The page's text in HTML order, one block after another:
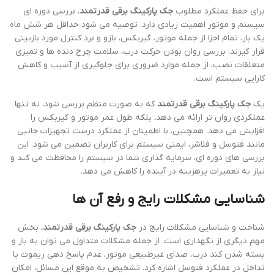
برای حفظ عملکرد مطلوب جک پارکینگ برقی قدرتمند، بررسی دوره ای
سیستم و موتور اهمیت زیادی دارد. توصیه می شود حداقل هر شش ماه
یک بار، تمام اجزا از جمله موتور، گیربکس، بازو و برد کنترل مورد بازبینی
قرار گیرند. بررسی روان بودن حرکت درب، سلامت چرخ دنده ها و تمیزی
متعلقات نصب، از جمله موارد ضروری برای جلوگیری از آسیب و کاهش
کارایی سیستم است.
یک جک پارکینگ برقی قدرتمند که به صورت منظم بررسی شود، نه تنها
عملکردی روان تر ارائه می دهد، بلکه طول عمر موتور و گیربکس را
افزایش می دهد. همچنین، با اطمینان از عملکرد درست تجهیزات جانبی
مانند فتوسل و فلاشر، ایمنی سیستم برای کاربران تضمین می شود. این
بررسی های دوره ای، سرمایه گذاری شما در سیستم را محافظت می کند و
نیاز به تعمیرات پرهزینه در آینده را کاهش می دهد.
شناسایی مشکلات رایج و رفع آن ها
شناخت و شناسایی مشکلات رایج در جک پارکینگ برقی قدرتمند، بخش
مهم دیگری از نگهداری است. از جمله مشکلات متداول می توان به باز و
بسته شدن کند درب، صدای غیرطبیعی موتور، عدم پاسخ دهی ریموت یا
تداخل در عملکرد فتوسل اشاره کرد. تشخیص به موقع این مسائل، امکان